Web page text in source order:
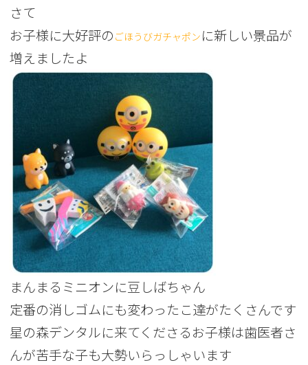
さて
お子様に大好評の ごほうびガチャポン に新しい景品が
増えましたよ
まんまるミニオンに豆しばちゃん
定番の消しゴムにも変わったこ達がたくさんです
星の森デンタルに来てくださるお子様は歯医者さ
んが苦手な子も大勢いらっしゃいます